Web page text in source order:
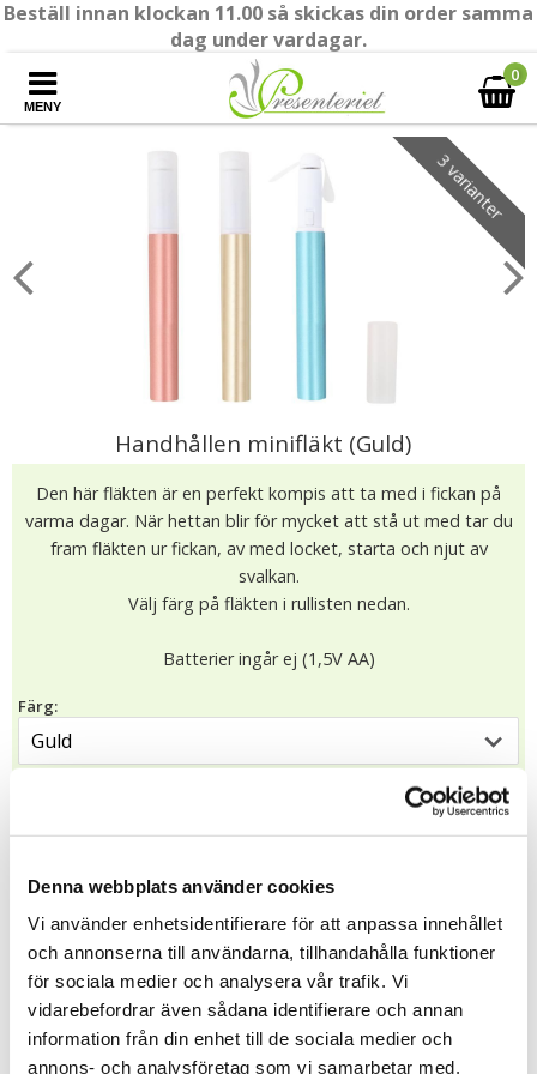
Denna webbplats använder cookies
Vi använder enhetsidentifierare för att anpassa innehållet
och annonserna till användarna, tillhandahålla funktioner
för sociala medier och analysera vår trafik. Vi
vidarebefordrar även sådana identifierare och annan
information från din enhet till de sociala medier och
annons- och analysföretag som vi samarbetar med.
Beställ innan klockan 11.00 så skickas din order samma
dag under vardagar.
MENY
0
3 varianter
Handhållen minifläkt (Guld)
Den här fläkten är en perfekt kompis att ta med i fickan på
varma dagar. När hettan blir för mycket att stå ut med tar du
fram fläkten ur fickan, av med locket, starta och njut av
svalkan.
Välj färg på fläkten i rullisten nedan.
Batterier ingår ej (1,5V AA)
Färg:
KÖP
★★★★ ★
12044
Tipsa